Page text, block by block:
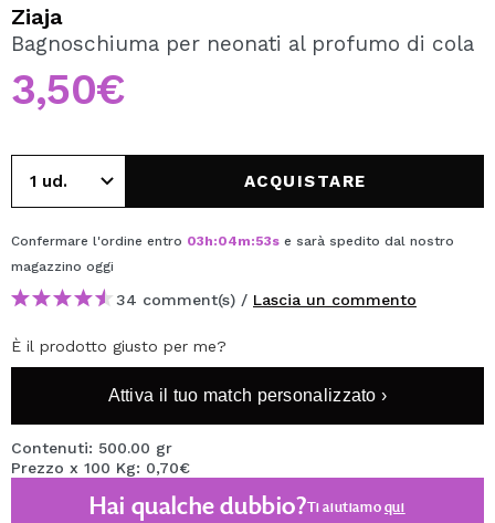
Creando un account su Maquibeauty.it potrai fare i tuoi
acquisti velocemente, controllare lo stato dei tuoi ordini e
consultare le tue operazioni precedenti.
CREARE UN ACCOUNT
Ziaja
Bagnoschiuma per neonati al profumo di cola
3,50€
ACQUISTARE
Confermare l'ordine entro 03h:04m:53s e sarà spedito dal nostro
magazzino oggi
34 comment(s) / Lascia un commento
È il prodotto giusto per me?
Attiva il tuo match personalizzato ›
Contenuti: 500.00 gr
Prezzo x 100 Kg: 0,70€
Hai qualche dubbio?Ti aiutiamoqui